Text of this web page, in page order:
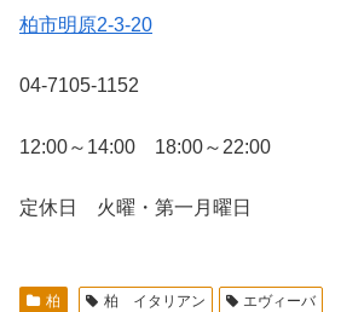
柏市明原2-3-20
04-7105-1152
12:00～14:00 18:00～22:00
定休日 火曜・第一月曜日
柏 柏 イタリアン エヴィーバ